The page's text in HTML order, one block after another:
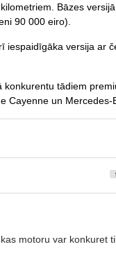
Bāzes
90 000 eiro).
iespaidīgāka versija ar
konkurentu tādiem
Cayenne un Mercedes-
motoru var konkuret